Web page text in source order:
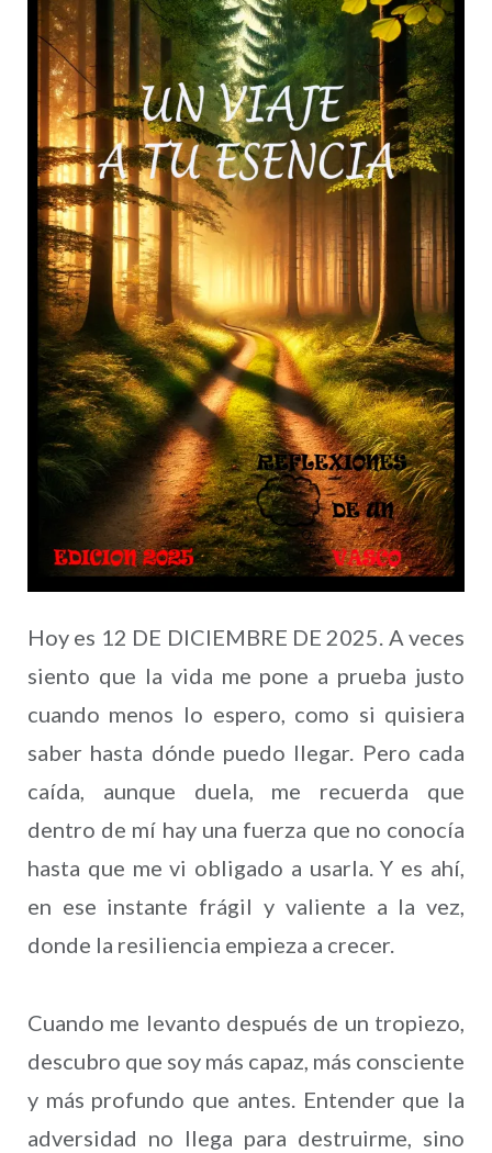
Hoy es 12 DE DICIEMBRE DE 2025. A veces
siento que la vida me pone a prueba justo
cuando menos lo espero, como si quisiera
saber hasta dónde puedo llegar. Pero cada
caída, aunque duela, me recuerda que
dentro de mí hay una fuerza que no conocía
hasta que me vi obligado a usarla. Y es ahí,
en ese instante frágil y valiente a la vez,
donde la resiliencia empieza a crecer.
Cuando me levanto después de un tropiezo,
descubro que soy más capaz, más consciente
y más profundo que antes. Entender que la
adversidad no llega para destruirme, sino